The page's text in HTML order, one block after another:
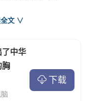
的胸怀里。
三峡的雄壮，自古以
感。宋代诗人李复在
全文 ∨
了中华
下载